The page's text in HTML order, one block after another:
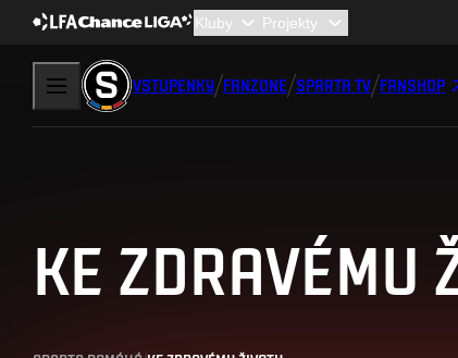
VSTUPENKY FANZONE SPARTA TV FANSHOP
KE ZDRAVÉMU